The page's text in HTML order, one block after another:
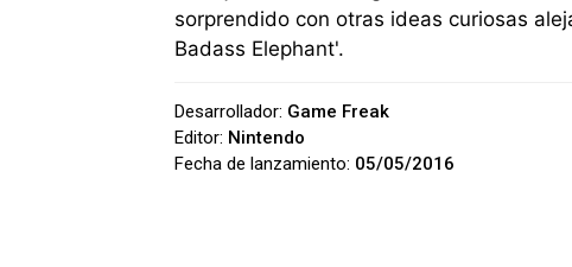
sorprendido con otras ideas curiosas
Badass Elephant'.
Desarrollador: Game Freak
Editor: Nintendo
Fecha de lanzamiento: 05/05/2016